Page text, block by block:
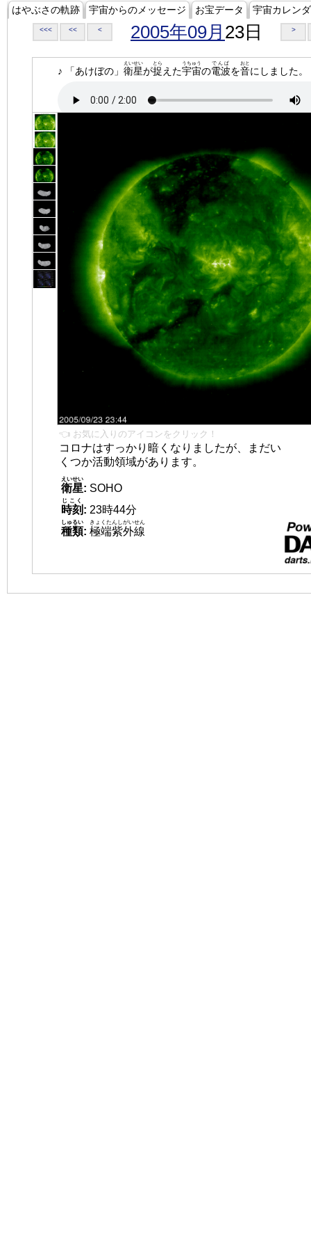
はやぶさの軌跡 宇宙からのメッセージ お宝データ 宇宙カレン
<<< << < 2005年09月 23日 >
♪ 「あけぼの」 衛星
えいせい
が捉
とら
えた宇宙
うちゅう
の電波
でんぱ
を音
おと
にしました。
👈 お気に入りのアイコンをクリック！
コロナはすっかり暗くなりましたが、まだい
くつか活動領域があります。
衛星
えいせい
: SOHO
時刻
じこく
: 23時44分
種類
しゅるい
: 極端紫外線
きょくたんしがいせん